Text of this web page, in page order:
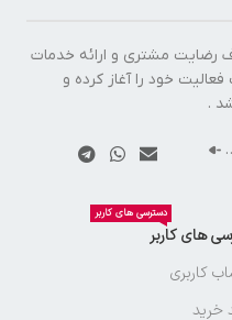
رضایت مشتری و ارائه خدمات
خود را آغاز کرده و
.
های کاربر
دسترسی های کاربر
کاربری
خرید